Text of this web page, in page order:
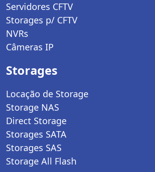
Servidores CFTV
Storages p/ CFTV
NVRs
Câmeras IP
Storages
Locação de Storage
Storage NAS
Direct Storage
Storages SATA
Storages SAS
Storage All Flash